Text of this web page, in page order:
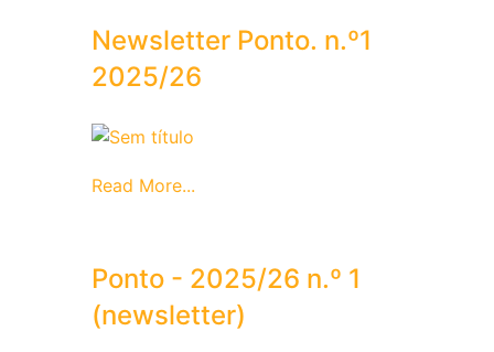
Newsletter Ponto. n.º1
2025/26
Read More...
Ponto - 2025/26 n.º 1
(newsletter)